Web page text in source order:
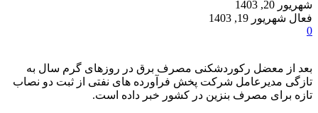
شهریور 20, 1403
فعال شهریور 19, 1403
0
بعد از معضل رکوردشکنی مصرف برق در روزهای گرم سال به
تازگی مدیرعامل شرکت پخش فرآورده های نفتی از ثبت دو نصاب
تازه برای مصرف بنزین در کشور خبر داده است.